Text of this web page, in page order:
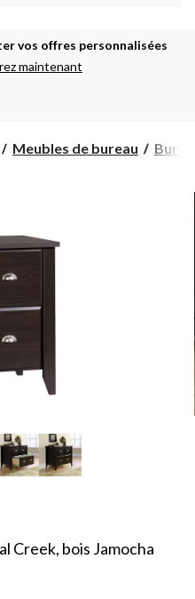
vos offres personnalisées
maintenant
Meubles de bureau
Creek, bois Jamocha